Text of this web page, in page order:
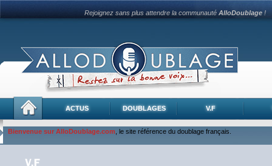
Rejoignez sans plus attendre la communautéAlloDoublage !
ACTUS DOUBLAGES V.F
Bienvenue sur AlloDoublage.com , le site référence du doublage français.